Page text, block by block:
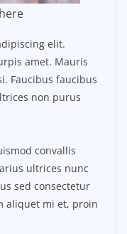
elit.
amet. Mauris
Faucibus faucibus
non purus
convallis
ultrices nunc
sed consectetur
aliquet mi et, proin